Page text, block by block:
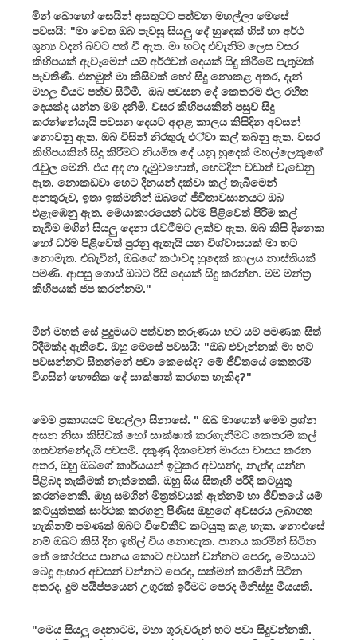
මින් බොහෝ සෙයින් අසතුටට පත්වන මහල්ලා මෙසේ
පවසයි: "මා වෙත ඔබ පැවසූ සියලු දේ හුදෙක් හිස් හා අර්ථ
ශුන්‍ය වදන් බවට පත් වී ඇත. මා හටද එවැනිම ලෙස වසර
කිහිපයක් ඇවෑමෙන් යම් අර්ථවත් දෙයක් සිදු කිරීමේ පැතුමක්
පැවතිණි. එනමුත් මා කිසිවක් හෝ සිදු නොකළ අතර, දැන්
මහලු වියට පත්ව සිටිමි. ඔබ පවසන දේ කෙතරම් ඵල රහිත
දෙයක්ද යන්න මම දනිමි. වසර කිහිපයකින් පසුව සිදු
කරන්නේයැයි පවසන දෙයට අදාළ කාලය කිසිදින අවසන්
නොවනු ඇත. ඔබ විසින් නිරතුරු එ්වා කල් තබනු ඇත. වසර
කිහිපයකින් සිදු කිරීමට නියමිත දේ යනු හුදෙක් මහල්ලෙකුගේ
රැවුල මෙනි. එය අද ගා දැමුවහොත්, හෙටදින වඩාත් වැඩෙනු
ඇත. නොකඩවා හෙට දිනයන් දක්වා කල් තැබීමෙන්
අනතුරුව, ඉතා ඉක්මනින් ඔබගේ ජීවිතාවසානයට ඔබ
එළැඹෙනු ඇත. මෙයාකාරයෙන් ධර්ම පිළිවෙත් පිරීම කල්
තැබීම මගින් සියලු දෙනා රැවටීමට ලක්ව ඇත. ඔබ කිසි දිනෙක
හෝ ධර්ම පිළිවෙත් පුරනු ඇතැයි යන විශ්වාසයක් මා හට
නොමැත. එබැවින්, ඔබගේ කථාවද හුදෙක් කාලය නාස්තියක්
පමණි. ආපසු ගොස් ඔබට රිසි දෙයක් සිදු කරන්න. මම මන්ත්‍ර
කිහිපයක් ජප කරන්නම්."
මින් මහත් සේ පුදුමයට පත්වන තරුණයා හට යම් පමණක සිත්
රිදීමක්ද ඇතිවේ. ඔහු මෙසේ පවසයි: "ඔබ එවැන්නක් මා හට
පවසන්නට සිතන්නේ පවා කෙසේද? මේ ජීවිතයේ කෙතරම්
විගසින් භෞතික දේ සාක්ෂාත් කරගත හැකිද?"
මෙම ප්‍රකාශයට මහල්ලා සිනාසේ. " ඔබ මාගෙන් මෙම ප්‍රශ්න
අසන නිසා කිසිවක් හෝ සාක්ෂාත් කරගැනීමට කෙතරම් කල්
ගතවන්නේදැයි පවසමි. දකුණු දිශාවෙන් මාරයා වාසය කරන
අතර, ඔහු ඔබගේ කාර්යයන් ඉටුකර අවසන්ද, නැත්ද යන්න
පිළිබඳ තැකීමක් නැත්තෙකි. ඔහු සිය සිතැඟි පරිදි කටයුතු
කරන්නෙකි. ඔහු සමගින් මිත්‍රත්වයක් ඇත්නම් හා ජීවිතයේ යම්
කටයුත්තක් සාර්ථක කරගනු පිණිස ඔහුගේ අවසරය ලබාගත
හැකිනම් පමණක් ඔබට විවේකීව කටයුතු කළ හැක. නොඑසේ
නම් ඔබට කිසි දින ඉහිල් විය නොහැක. පානය කරමින් සිටින
තේ කෝප්පය පානය කොට අවසන් වන්නට පෙරද, මේසයට
බෙදූ ආහාර අවසන් වන්නට පෙරද, සක්මන් කරමින් සිටින
අතරද, දුම් පයිප්පයෙන් උගුරක් ඉරීමට පෙරද මිනිස්සු මියයති.
"මෙය සියලු දෙනාටම, මහා ගුරුවරුන් හට පවා සිදුවන්නකි.